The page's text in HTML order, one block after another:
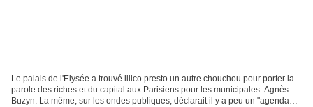
Le palais de l'Elysée a trouvé illico presto un autre chouchou pour porter la
parole des riches et du capital aux Parisiens pour les municipales: Agnès
Buzyn. La même, sur les ondes publiques, déclarait il y a peu un "agenda